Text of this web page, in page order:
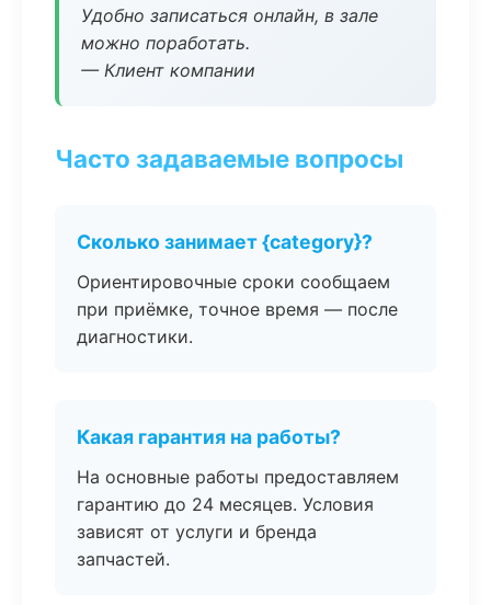
Удобно записаться онлайн, в зале
можно поработать.
— Клиент компании
Часто задаваемые вопросы
Сколько занимает {category}?
Ориентировочные сроки сообщаем
при приёмке, точное время — после
диагностики.
Какая гарантия на работы?
На основные работы предоставляем
гарантию до 24 месяцев. Условия
зависят от услуги и бренда
запчастей.